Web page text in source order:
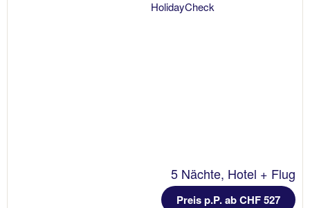
5 Nächte, Hotel + Flug
Preis p.P. ab CHF 527